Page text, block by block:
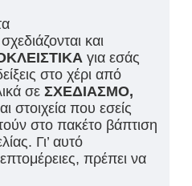
σχεδιάζονται και
για εσάς
στο χέρι από
σε ΣΧΕΔΙΑΣΜΟ,
στοιχεία που εσείς
στο πακέτο βάπτιση
Γι’ αυτό
πρέπει να